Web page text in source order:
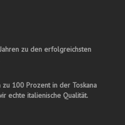
zu den erfolgreichsten
100 Prozent in der Toskana
echte italienische Qualität.